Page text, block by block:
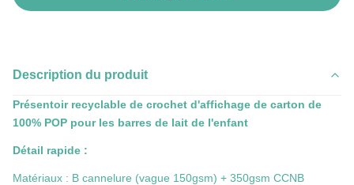
Description du produit
Présentoir recyclable de crochet d'affichage de carton de
100% POP pour les barres de lait de l'enfant
Détail rapide :
Matériaux : B cannelure (vague 150gsm) + 350gsm CCNB